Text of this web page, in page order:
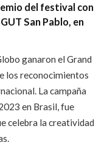
del festival con
San Pablo, en
ganaron el Grand
los reconocimientos
La campaña
en Brasil, fue
celebra la creatividad